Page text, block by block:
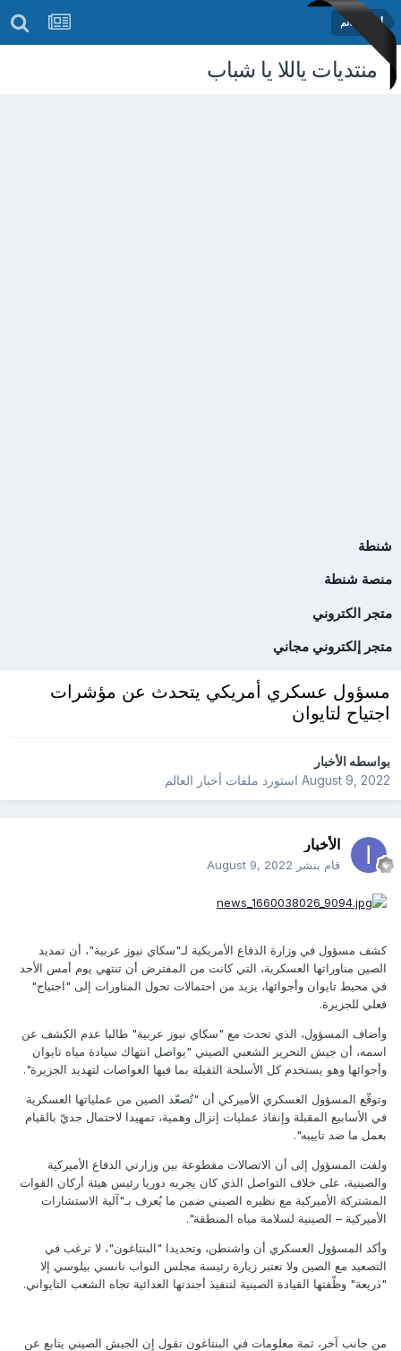
أخبار العالم
منتديات ياللا يا شباب
شنطة
منصة شنطة
متجر الكتروني
متجر إلكتروني مجاني
مسؤول عسكري أمريكي يتحدث عن مؤشرات
اجتياح لتايوان
بواسطهالأخبار
August 9, 2022استورد ملفات أخبار العالم
الأخبار
قام بنشر August 9, 2022
كشف مسؤول في وزارة الدفاع الأمريكية لـ"سكاي نيوز عربية"، أن تمديد
الصين مناوراتها العسكرية، التي كانت من المفترض أن تنتهي يوم أمس الأحد
في محيط تايوان وأجوائها، يزيد من احتمالات تحول المناورات إلى "اجتياح"
فعلي للجزيرة.
وأضاف المسؤول، الذي تحدث مع "سكاي نيوز عربية" طالبا عدم الكشف عن
اسمه، أن جيش التحرير الشعبي الصيني "يواصل انتهاك سيادة مياه تايوان
وأجوائها وهو يستخدم كل الأسلحة الثقيلة بما فيها الغواصات لتهديد الجزيرة".
وتوقّع المسؤول العسكري الأميركي أن "تُصعّد الصين من عملياتها العسكرية
في الأسابيع المقبلة وإنفاذ عمليات إنزال وهمية، تمهيدا لاحتمال جديّ بالقيام
بعمل ما ضد تاييبه".
ولفت المسؤول إلى أن الاتصالات مقطوعة بين وزارتي الدفاع الأميركية
والصينية، على خلاف التواصل الذي كان يجريه دوريا رئيس هيئة أركان القوات
المشتركة الأميركية مع نظيره الصيني ضمن ما يُعرف بـ"آلية الاستشارات
الأميركية – الصينية لسلامة مياه المنطقة".
وأكد المسؤول العسكري أن واشنطن، وتحديدا "البنتاغون"، لا ترغب في
التصعيد مع الصين ولا تعتبر زيارة رئيسة مجلس النواب نانسي بيلوسي إلا
"ذريعة" وظّفتها القيادة الصينية لتنفيذ أجندتها العدائية تجاه الشعب التايواني.
من جانب آخر، ثمة معلومات في البنتاغون تقول إن الجيش الصيني يتابع عن